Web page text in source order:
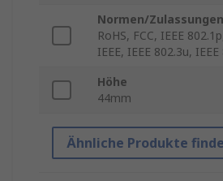
Normen/Zulassungen
RoHS, FCC, IEEE
IEEE, IEEE 802.3u,
Höhe
44mm
Ähnliche Produkte